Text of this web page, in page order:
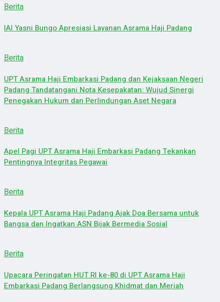
Berita
IAI Yasni Bungo Apresiasi Layanan Asrama Haji Padang
Berita
UPT Asrama Haji Embarkasi Padang dan Kejaksaan Negeri
Padang Tandatangani Nota Kesepakatan: Wujud Sinergi
Penegakan Hukum dan Perlindungan Aset Negara
Berita
Apel Pagi UPT Asrama Haji Embarkasi Padang Tekankan
Pentingnya Integritas Pegawai
Berita
Kepala UPT Asrama Haji Padang Ajak Doa Bersama untuk
Bangsa dan Ingatkan ASN Bijak Bermedia Sosial
Berita
Upacara Peringatan HUT RI ke-80 di UPT Asrama Haji
Embarkasi Padang Berlangsung Khidmat dan Meriah